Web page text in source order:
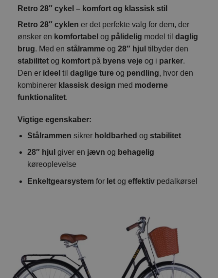
Retro 28″ cykel – komfort og klassisk stil
Retro 28″ cyklen er det perfekte valg for dem, der
ønsker en komfortabel og pålidelig model til daglig
brug. Med en stålrammeog 28″ hjul tilbyder den
stabilitetog komfortpå byens vejeog i parker.
Den er ideel til daglige tureog pendling, hvor den
kombinerer klassisk design med moderne
funktionalitet.
Vigtige egenskaber:
Stålrammen sikrer holdbarhed ogstabilitet
28″ hjul giver en jævn og behagelig
køreoplevelse
Enkeltgearsystem for let ogeffektiv pedalkørsel